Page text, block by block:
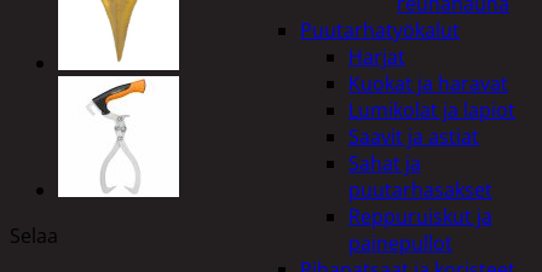
Puutarhatyökalut
Harjat
Kuokat ja haravat
Lumikolat ja lapiot
Saavit ja astiat
Sahat ja
puutarhasakset
Reppuruiskut ja
painepullot
Selaa